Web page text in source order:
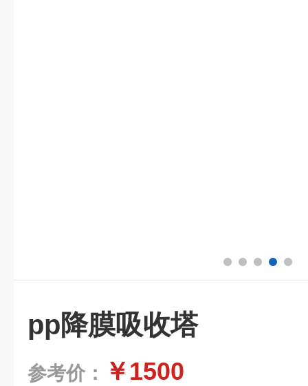
pp降膜吸收塔
参考价： ￥1500